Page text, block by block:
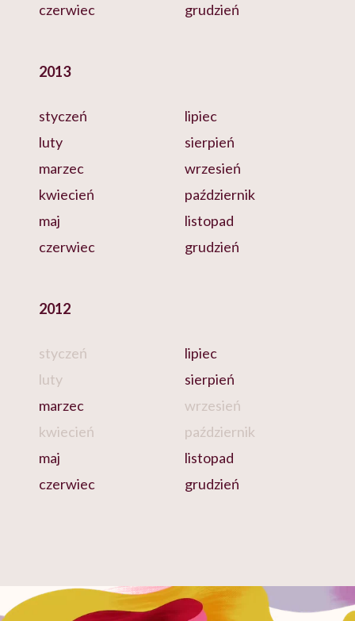
czerwiec
grudzień
2013
styczeń
luty
marzec
kwiecień
maj
czerwiec
lipiec
sierpień
wrzesień
październik
listopad
grudzień
2012
styczeń
luty
marzec
kwiecień
maj
czerwiec
lipiec
sierpień
wrzesień
październik
listopad
grudzień